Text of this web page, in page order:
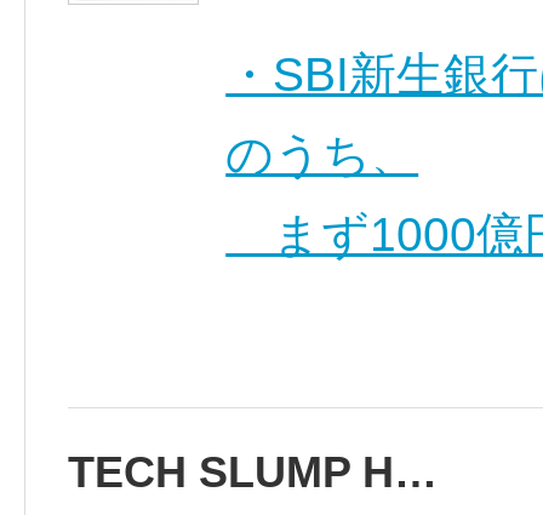
・SBI新生銀
のうち、
まず1000
TECH SLUMP H…